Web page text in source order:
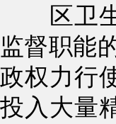
区卫生
监督职能
政权力行
投入大量